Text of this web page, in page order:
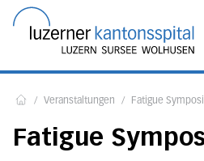
/ Veranstaltungen / Fatigue
Fatigue